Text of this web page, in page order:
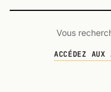
Vous
ACCÉDEZ